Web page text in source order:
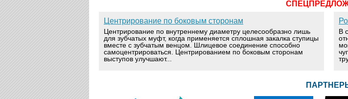
Центрирование по боковым сторонам
Центрирование по внутреннему диаметру целесообразно лишь
для зубчатых муфт, когда применяется сплошная закалка ступицы
вместе с зубчатым венцом. Шлицевое соединение способно
самоцентрироваться. Центрированием по боковым сторонам
выступов улучшают...
В